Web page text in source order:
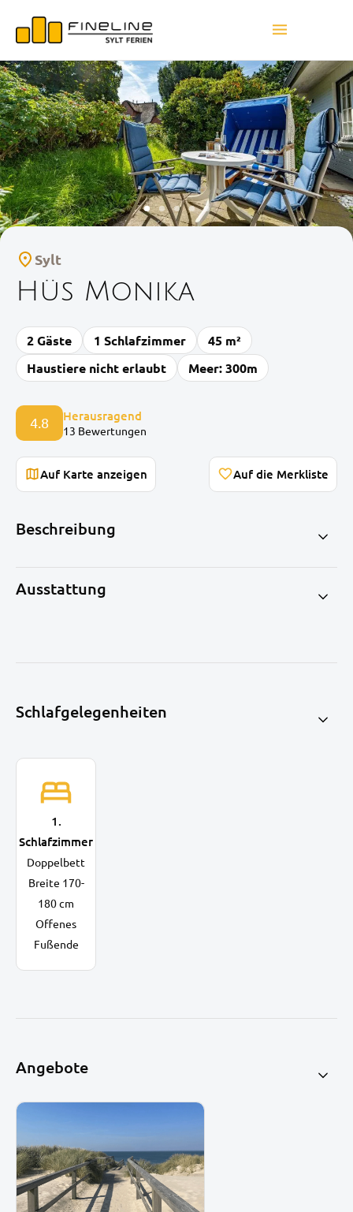
Sylt
Hüs Monika
2 Gäste 1 Schlafzimmer
45 m²
Haustiere nicht erlaubt
Meer: 300m
4.8 Herausragend
13 Bewertungen
Auf Karte anzeigen
Beschreibung
Ausstattung
Schlafgelegenheiten
1.
Schlafzimmer
Doppelbett
Breite 170-
180 cm
Offenes
Fußende
Angebote